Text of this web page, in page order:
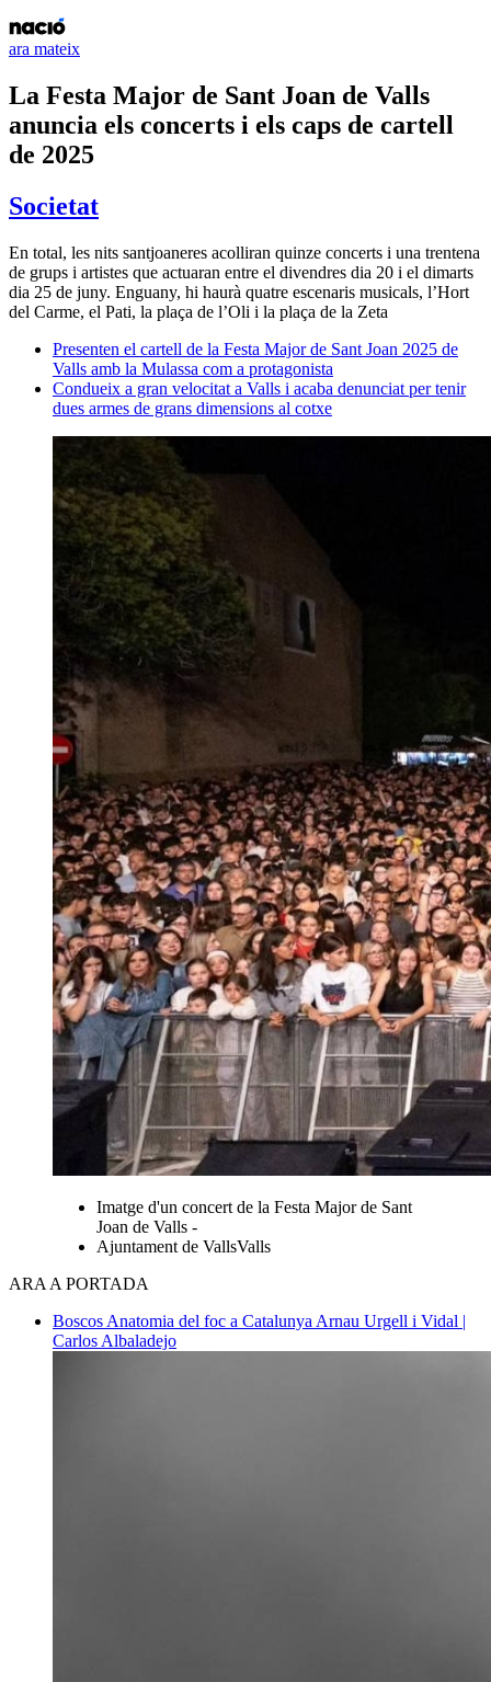
ara mateix
La Festa Major de Sant Joan de Valls
anuncia els concerts i els caps de cartell
de 2025
Societat
En total, les nits santjoaneres acolliran quinze concerts i una trentena
de grups i artistes que actuaran entre el divendres dia 20 i el dimarts
dia 25 de juny. Enguany, hi haurà quatre escenaris musicals, l’Hort
del Carme, el Pati, la plaça de l’Oli i la plaça de la Zeta
Presenten el cartell de la Festa Major de Sant Joan 2025 de
Valls amb la Mulassa com a protagonista
Condueix a gran velocitat a Valls i acaba denunciat per tenir
dues armes de grans dimensions al cotxe
Imatge d'un concert de la Festa Major de Sant
Joan de Valls -
Ajuntament de VallsValls
ARA A PORTADA
Boscos Anatomia del foc a Catalunya Arnau Urgell i Vidal |
Carlos Albaladejo